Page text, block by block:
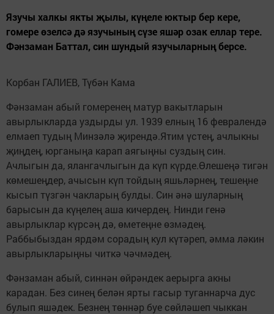
Язучы халкы якты җылы, күңеле юктыр бер кере,
гомере өзелсә дә язучының сүзе яшәр озак еллар тере.
Фәнзаман Баттал, син шундый язучыларның берсе.
Корбан ГАЛИЕВ, Түбән Кама
Фәнзаман абый гомеренең матур вакытларын
авырлыкларда уздырды ул. 1939 елның 16 февралендә
елмаеп тудың Минзәлә җирендә.Ятим үстең, ачлыкны
җиңдең, юрганыңа карап аягыңны суздың син.
Ачлыгын да, ялангачлыгын да күп күрде.Өлешеңә тигән
көмешеңдер, ачысын күп тойдың яшьләрнең, тешеңне
кысып түзгән чакларың булды. Син әнә шуларның
барысын да күңелең аша кичердең. Нинди генә
авырлыклар күрсәң дә, өметеңне өзмәдең.
Раббыбыздан ярдәм сорадың кул күтәреп, әмма ләкин
авырлыкларыңны читкә чәчмәдең.
Фәнзаман абый, синнән өйрәндек аерырга акны
карадан. Без синең белән ярты гасыр туганнарча дус
булып яшәдек. Безнең төннәр буе сөйләшеп чыккан